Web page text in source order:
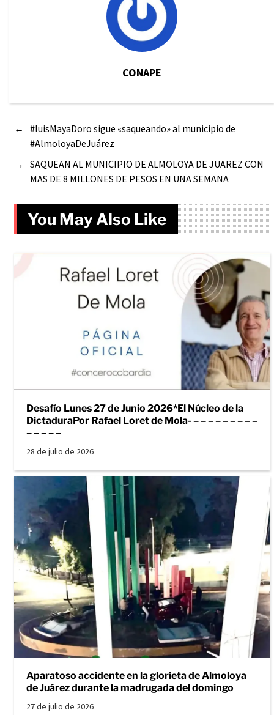
CONAPE
←
#luisMayaDoro sigue «saqueando» al municipio de
#AlmoloyaDeJuárez
→
SAQUEAN AL MUNICIPIO DE ALMOLOYA DE JUAREZ CON
MAS DE 8 MILLONES DE PESOS EN UNA SEMANA
You May Also Like
Desafío Lunes 27 de Junio 2026*El Núcleo de la
DictaduraPor Rafael Loret de Mola- – – – – – – – – –
– – – – –
28 de julio de 2026
Aparatoso accidente en la glorieta de Almoloya
de Juárez durante la madrugada del domingo
27 de julio de 2026